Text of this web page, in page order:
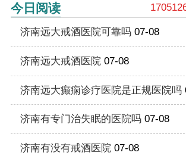
今日阅读
济南远大戒酒医院可靠吗 07-08
济南远大戒酒医院 07-08
济南远大癫痫诊疗医院是正规医院吗
济南有专门治失眠的医院吗 07-08
济南有没有戒酒医院 07-08